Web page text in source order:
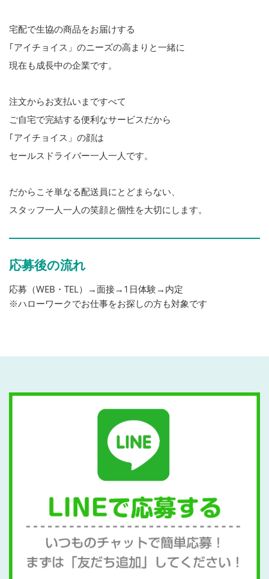
宅配で生協の商品をお届けする
｢アイチョイス」のニーズの高まりと一緒に
現在も成長中の企業です。
注文からお支払いまですべて
ご自宅で完結する便利なサービスだから
｢アイチョイス」の顔は
セールスドライバー一人一人です。
だからこそ単なる配送員にとどまらない、
スタッフ一人一人の笑顔と個性を大切にします。
応募後の流れ
応募（WEB・TEL）→面接→1日体験→内定
※ハローワークでお仕事をお探しの方も対象です